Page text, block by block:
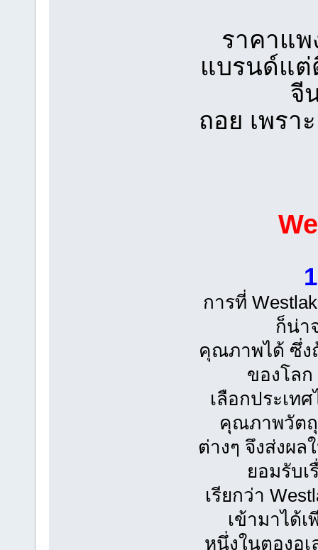
ราคาแ
แบรนด์แต่
จี
ถอย เพรา
การที่
ก็น่า
คุณภาพได้ ซึ่ง
ของโลก
เลือกประเท
คุณภาพวัต
ต่างๆ จึงส่งผ
ยอมรับ
เรียกว่า
เข้ามาได้
หนึ่งในตองอูเ